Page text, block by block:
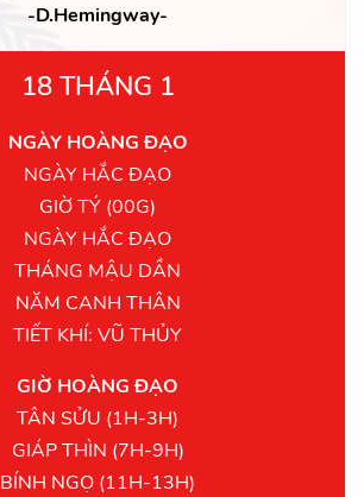
-D.Hemingway-
18 THÁNG 1
NGÀY HOÀNG ĐẠO
NGÀY HẮC ĐẠO
GIỜ TÝ (00G)
NGÀY HẮC ĐẠO
THÁNG MẬU DẦN
NĂM CANH THÂN
TIẾT KHÍ: VŨ THỦY
GIỜ HOÀNG ĐẠO
TÂN SỬU (1H-3H)
GIÁP THÌN (7H-9H)
BÍNH NGỌ (11H-13H)